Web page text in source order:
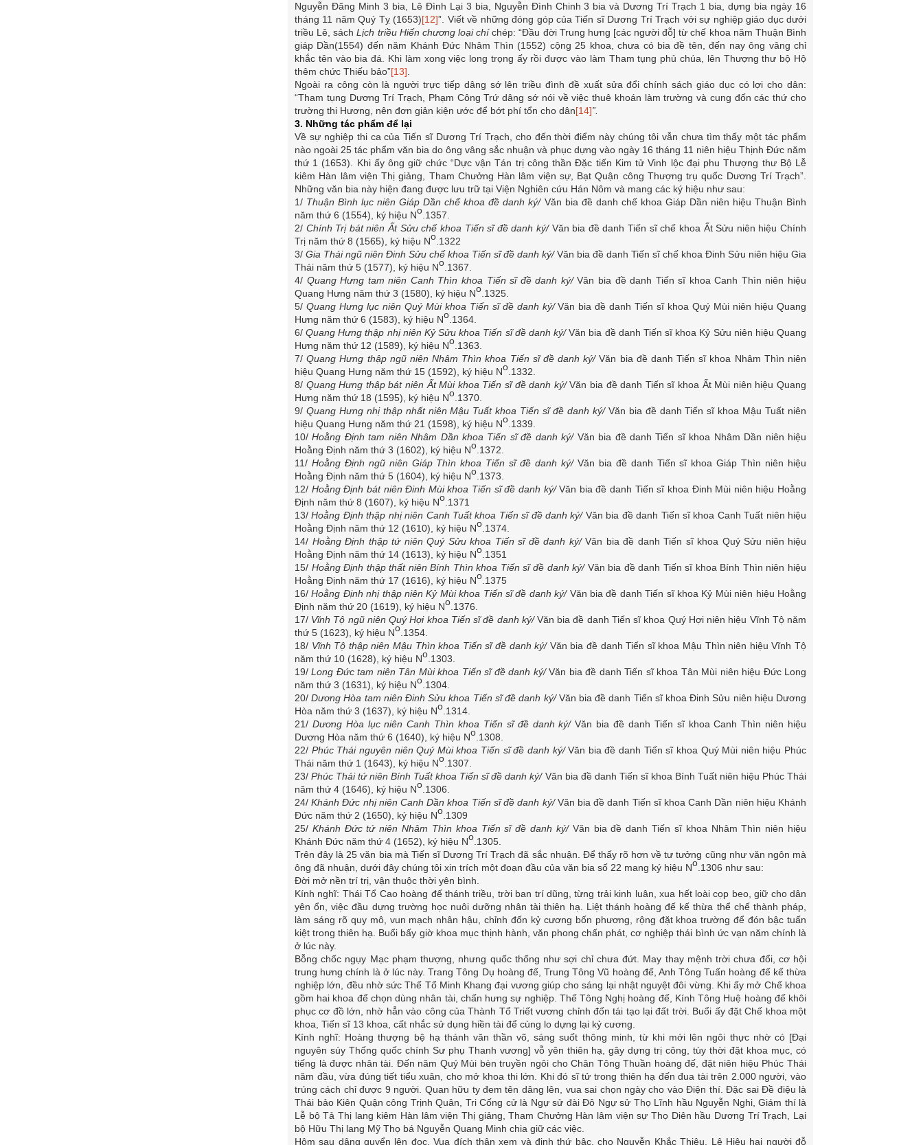
Nguyễn Đăng Minh 3 bia, Lê Đình Lại 3 bia, Nguyễn Đình Chinh 3 bia và Dương Trí Trạch 1 bia, dựng bia ngày 16
tháng 11 năm Quý Tỵ (1653)[12]”. Viết về những đóng góp của Tiến sĩ Dương Trí Trạch với sự nghiệp giáo dục dưới
triều Lê, sáchLịch triều Hiến chương loại chíchép: “Đầu đời Trung hưng [các người đỗ] từ chế khoa năm Thuận Bình
giáp Dần(1554) đến năm Khánh Đức Nhâm Thìn (1552) cộng 25 khoa, chưa có bia đề tên, đến nay ông vâng chỉ
khắc tên vào bia đá. Khi làm xong việc long trọng ấy rồi được vào làm Tham tụng phủ chúa, lên Thượng thư bộ Hộ
thêm chức Thiếu bảo”[13].
Ngoài ra công còn là người trực tiếp dâng sớ lên triều đình đề xuất sửa đổi chính sách giáo dục có lợi cho dân:
“Tham tụng Dương Trí Trạch, Phạm Công Trứ dâng sớ nói về việc thuê khoán làm trường và cung đốn các thứ cho
trường thi Hương, nên đơn giản kiện ước để bớt phí tổn cho dân[14]”.
3. Những tác phẩm để lại
Về sự nghiệp thi ca của Tiến sĩ Dương Trí Trạch, cho đến thời điểm này chúng tôi vẫn chưa tìm thấy một tác phẩm
nào ngoài 25 tác phẩm văn bia do ông vâng sắc nhuận và phục dựng vào ngày 16 tháng 11 niên hiệu Thịnh Đức năm
thứ 1 (1653). Khi ấy ông giữ chức “Dực vận Tán trị công thần Đặc tiến Kim tử Vinh lộc đại phu Thượng thư Bộ Lễ
kiêm Hàn lâm viện Thị giảng, Tham Chưởng Hàn lâm viện sự, Bạt Quận công Thượng trụ quốc Dương Trí Trạch”.
Những văn bia này hiện đang được lưu trữ tại Viện Nghiên cứu Hán Nôm và mang các ký hiệu như sau:
1/ Thuận Bình lục niên Giáp Dần chế khoa đề danh ký/ Văn bia đề danh chế khoa Giáp Dần niên hiệu Thuận Bình
năm thứ 6 (1554), ký hiệu No.1357.
2/ Chính Trị bát niên Ất Sửu chế khoa Tiến sĩ đề danh ký/ Văn bia đề danh Tiến sĩ chế khoa Ất Sửu niên hiệu Chính
Trị năm thứ 8 (1565), ký hiệu No.1322
3/ Gia Thái ngũ niên Đinh Sửu chế khoa Tiến sĩ đề danh ký/Văn bia đề danh Tiến sĩ chế khoa Đinh Sửu niên hiệu Gia
Thái năm thứ 5 (1577), ký hiệu No.1367.
4/ Quang Hưng tam niên Canh Thìn khoa Tiến sĩ đề danh ký/Văn bia đề danh Tiến sĩ khoa Canh Thìn niên hiệu
Quang Hưng năm thứ 3 (1580), ký hiệu No.1325.
5/ Quang Hưng lục niên Quý Mùi khoa Tiến sĩ đề danh ký/Văn bia đề danh Tiến sĩ khoa Quý Mùi niên hiệu Quang
Hưng năm thứ 6 (1583), ký hiệu No.1364.
6/Quang Hưng thập nhị niên Kỷ Sửu khoa Tiến sĩ đề danh ký/Văn bia đề danh Tiến sĩ khoa Kỷ Sửu niên hiệu Quang
Hưng năm thứ 12 (1589), ký hiệu No.1363.
7/Quang Hưng thập ngũ niên Nhâm Thìn khoa Tiến sĩ đề danh ký/Văn bia đề danh Tiến sĩ khoa Nhâm Thìn niên
hiệu Quang Hưng năm thứ 15 (1592), ký hiệu No.1332.
8/ Quang Hưng thập bát niên Ất Mùi khoa Tiến sĩ đề danh ký/Văn bia đề danh Tiến sĩ khoa Ất Mùi niên hiệu Quang
Hưng năm thứ 18 (1595), ký hiệu No.1370.
9/ Quang Hưng nhị thập nhất niên Mậu Tuất khoa Tiến sĩ đề danh ký/ Văn bia đề danh Tiến sĩ khoa Mậu Tuất niên
hiệu Quang Hưng năm thứ 21 (1598), ký hiệu No.1339.
10/Hoằng Định tam niên Nhâm Dần khoa Tiến sĩ đề danh ký/ Văn bia đề danh Tiến sĩ khoa Nhâm Dần niên hiệu
Hoằng Định năm thứ 3 (1602), ký hiệu No.1372.
11/ Hoằng Định ngũ niên Giáp Thìn khoa Tiến sĩ đề danh ký/ Văn bia đề danh Tiến sĩ khoa Giáp Thìn niên hiệu
Hoằng Định năm thứ 5 (1604), ký hiệu No.1373.
12/ Hoằng Định bát niên Đinh Mùi khoa Tiến sĩ đề danh ký/Văn bia đề danh Tiến sĩ khoa Đinh Mùi niên hiệu Hoằng
Định năm thứ 8 (1607), ký hiệu No.1371
13/Hoằng Định thập nhị niên Canh Tuất khoa Tiến sĩ đề danh ký/ Văn bia đề danh Tiến sĩ khoa Canh Tuất niên hiệu
Hoằng Định năm thứ 12 (1610), ký hiệu No.1374.
14/ Hoằng Định thập tứ niên Quý Sửu khoa Tiến sĩ đề danh ký/ Văn bia đề danh Tiến sĩ khoa Quý Sửu niên hiệu
Hoằng Định năm thứ 14 (1613), ký hiệu No.1351
15/ Hoằng Định thập thất niên Bính Thìn khoa Tiến sĩ đề danh ký/ Văn bia đề danh Tiến sĩ khoa Bính Thìn niên hiệu
Hoằng Định năm thứ 17 (1616), ký hiệu No.1375
16/Hoằng Định nhị thập niên Kỷ Mùi khoa Tiến sĩ đề danh ký/ Văn bia đề danh Tiến sĩ khoa Kỷ Mùi niên hiệu Hoằng
Định năm thứ 20 (1619), ký hiệu No.1376.
17/ Vĩnh Tộ ngũ niên Quý Hợi khoa Tiến sĩ đề danh ký/Văn bia đề danh Tiến sĩ khoa Quý Hợi niên hiệu Vĩnh Tộ năm
thứ 5 (1623), ký hiệu No.1354.
18/ Vĩnh Tộ thập niên Mậu Thìn khoa Tiến sĩ đề danh ký/ Văn bia đề danh Tiến sĩ khoa Mậu Thìn niên hiệu Vĩnh Tộ
năm thứ 10 (1628), ký hiệu No.1303.
19/Long Đức tam niên Tân Mùi khoa Tiến sĩ đề danh ký/Văn bia đề danh Tiến sĩ khoa Tân Mùi niên hiệu Đức Long
năm thứ 3 (1631), ký hiệu No.1304.
20/Dương Hòa tam niên Đinh Sửu khoa Tiến sĩ đề danh ký/Văn bia đề danh Tiến sĩ khoa Đinh Sửu niên hiệu Dương
Hòa năm thứ 3 (1637), ký hiệu No.1314.
21/ Dương Hòa lục niên Canh Thìn khoa Tiến sĩ đề danh ký/Văn bia đề danh Tiến sĩ khoa Canh Thìn niên hiệu
Dương Hòa năm thứ 6 (1640), ký hiệu No.1308.
22/ Phúc Thái nguyên niên Quý Mùi khoa Tiến sĩ đề danh ký/Văn bia đề danh Tiến sĩ khoa Quý Mùi niên hiệu Phúc
Thái năm thứ 1 (1643), ký hiệu No.1307.
23/Phúc Thái tứ niên Bính Tuất khoa Tiến sĩ đề danh ký/ Văn bia đề danh Tiến sĩ khoa Bính Tuất niên hiệu Phúc Thái
năm thứ 4 (1646), ký hiệu No.1306.
24/Khánh Đức nhị niên Canh Dần khoa Tiến sĩ đề danh ký/Văn bia đề danh Tiến sĩ khoa Canh Dần niên hiệu Khánh
Đức năm thứ 2 (1650), ký hiệu No.1309
25/ Khánh Đức tứ niên Nhâm Thìn khoa Tiến sĩ đề danh ký/ Văn bia đề danh Tiến sĩ khoa Nhâm Thìn niên hiệu
Khánh Đức năm thứ 4 (1652), ký hiệu No.1305.
Trên đây là 25 văn bia mà Tiến sĩ Dương Trí Trạch đã sắc nhuận. Để thấy rõ hơn về tư tưởng cũng như văn ngôn mà
ông đã nhuận, dưới đây chúng tôi xin trích một đoạn đầu của văn bia số 22 mang ký hiệu No.1306 như sau:
Đời mở nền trí trị, vận thuộc thời yên bình.
Kính nghĩ: Thái Tổ Cao hoàng đế thánh triều, trời ban trí dũng, từng trải kinh luân, xua hết loài cọp beo, giữ cho dân
yên ổn, việc đầu dựng trường học nuôi dưỡng nhân tài thiên hạ. Liệt thánh hoàng đế kế thừa thể chế thành pháp,
làm sáng rõ quy mô, vun mạch nhân hậu, chỉnh đốn kỷ cương bốn phương, rộng đặt khoa trường để đón bậc tuấn
kiệt trong thiên hạ. Buổi bấy giờ khoa mục thịnh hành, văn phong chấn phát, cơ nghiệp thái bình ức vạn năm chính là
ở lúc này.
Bỗng chốc ngụy Mạc phạm thượng, nhưng quốc thống như sợi chỉ chưa đứt. May thay mệnh trời chưa đổi, cơ hội
trung hưng chính là ở lúc này. Trang Tông Dụ hoàng đế, Trung Tông Vũ hoàng đế, Anh Tông Tuấn hoàng đế kế thừa
nghiệp lớn, đều nhờ sức Thế Tổ Minh Khang đại vương giúp cho sáng lại nhật nguyệt đôi vừng. Khi ấy mở Chế khoa
gồm hai khoa để chọn dùng nhân tài, chấn hưng sự nghiệp. Thế Tông Nghị hoàng đế, Kính Tông Huệ hoàng đế khôi
phục cơ đồ lớn, nhờ hẳn vào công của Thành Tổ Triết vương chỉnh đốn tái tạo lại đất trời. Buổi ấy đặt Chế khoa một
khoa, Tiến sĩ 13 khoa, cất nhắc sử dụng hiền tài để cùng lo dựng lại kỷ cương.
Kính nghĩ: Hoàng thượng bệ hạ thánh văn thần võ, sáng suốt thông minh, từ khi mới lên ngôi thực nhờ có [Đại
nguyên súy Thống quốc chính Sư phụ Thanh vương] vỗ yên thiên hạ, gây dựng trị công, tùy thời đặt khoa mục, có
tiếng là được nhân tài. Đến năm Quý Mùi bèn truyền ngôi cho Chân Tông Thuần hoàng đế, đặt niên hiệu Phúc Thái
năm đầu, vừa đúng tiết tiểu xuân, cho mở khoa thi lớn. Khi đó sĩ tử trong thiên hạ đến đua tài trên 2.000 người, vào
trúng cách chỉ được 9 người. Quan hữu ty đem tên dâng lên, vua sai chọn ngày cho vào Điện thí. Đặc sai Đề điệu là
Thái bảo Kiên Quận công Trịnh Quân, Tri Cống cử là Ngự sử đài Đô Ngự sử Thọ Lĩnh hầu Nguyễn Nghi, Giám thí là
Lễ bộ Tả Thị lang kiêm Hàn lâm viện Thị giảng, Tham Chưởng Hàn lâm viện sự Thọ Diên hầu Dương Trí Trạch, Lại
bộ Hữu Thị lang Mỹ Thọ bá Nguyễn Quang Minh chia giữ các việc.
Hôm sau dâng quyển lên đọc. Vua đích thân xem và định thứ bậc, cho Nguyễn Khắc Thiệu, Lê Hiệu hai người đỗ